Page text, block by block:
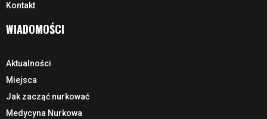
Kontakt
WIADOMOŚCI
Aktualności
Miejsca
Jak zacząć nurkować
Medycyna Nurkowa